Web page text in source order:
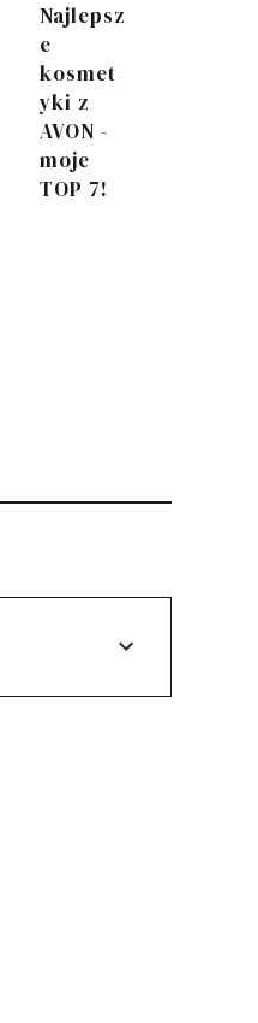
Najlepsz
e
kosmet
yki z
AVON -
moje
TOP 7!